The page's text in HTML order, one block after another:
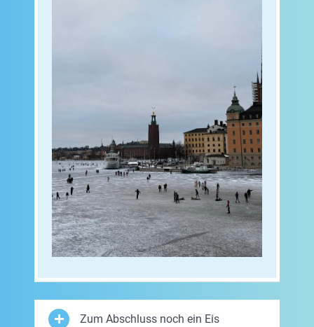
Zum Abschluss noch ein Eis